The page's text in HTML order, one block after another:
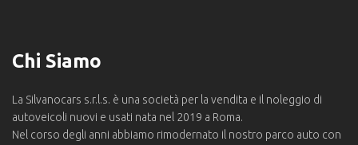
Chi Siamo
La Silvanocars s.r.l.s. è una società per la vendita e il noleggio di
autoveicoli nuovi e usati nata nel 2019 a Roma.
Nel corso degli anni abbiamo rimodernato il nostro parco auto con